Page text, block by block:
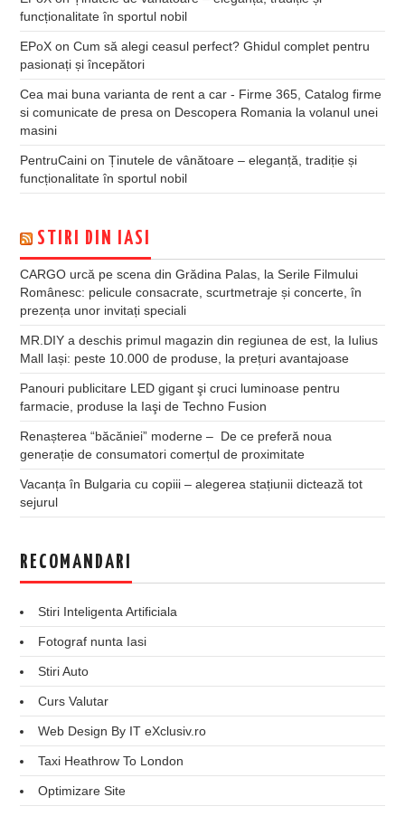
funcționalitate în sportul nobil
EPoX onCum să alegi ceasul perfect? Ghidul complet pentru
pasionați și începători
Cea mai buna varianta de rent a car - Firme 365, Catalog firme
si comunicate de presa on Descopera Romania la volanul unei
masini
PentruCaini onȚinutele de vânătoare – eleganță, tradiție și
funcționalitate în sportul nobil
STIRI DIN IASI
CARGO urcă pe scena din Grădina Palas, la Serile Filmului
Românesc: pelicule consacrate, scurtmetraje și concerte, în
prezența unor invitați speciali
MR.DIY a deschis primul magazin din regiunea de est, la Iulius
Mall Iași: peste 10.000 de produse, la prețuri avantajoase
Panouri publicitare LED gigant şi cruci luminoase pentru
farmacie, produse la Iaşi de Techno Fusion
Renașterea “băcăniei” moderne – De ce preferă noua
generație de consumatori comerțul de proximitate
Vacanța în Bulgaria cu copiii – alegerea stațiunii dictează tot
sejurul
RECOMANDARI
Stiri Inteligenta Artificiala
Fotograf nunta Iasi
Stiri Auto
Curs Valutar
Web Design By IT eXclusiv.ro
Taxi Heathrow To London
Optimizare Site